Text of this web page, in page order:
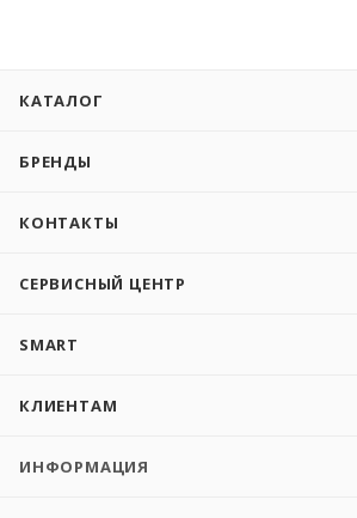
КАТАЛОГ
БРЕНДЫ
КОНТАКТЫ
СЕРВИСНЫЙ ЦЕНТР
SMART
КЛИЕНТАМ
ИНФОРМАЦИЯ